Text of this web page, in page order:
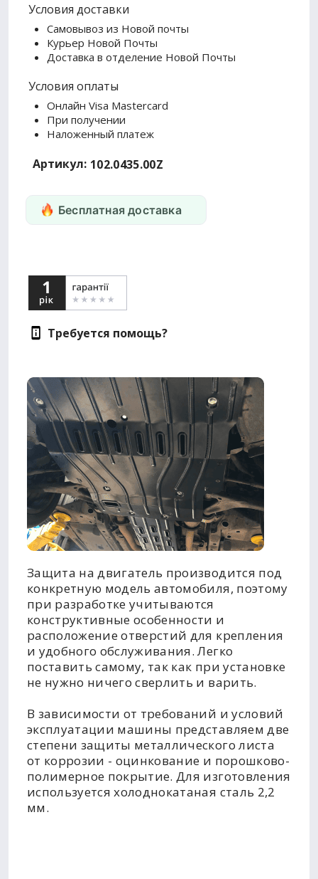
Условия доставки
Самовывоз из Новой почты
Курьер Новой Почты
Доставка в отделение Новой Почты
Условия оплаты
Онлайн Visa Mastercard
При получении
Наложенный платеж
Артикул: 102.0435.00Z
Бесплатная доставка
Требуется помощь?
Защита на двигатель производится под
конкретную модель автомобиля, поэтому
при разработке учитываются
конструктивные особенности и
расположение отверстий для крепления
и удобного обслуживания. Легко
поставить самому, так как при установке
не нужно ничего сверлить и варить.
В зависимости от требований и условий
эксплуатации машины представляем две
степени защиты металлического листа
от коррозии - оцинкование и порошково-
полимерное покрытие. Для изготовления
используется холоднокатаная сталь 2,2
мм.